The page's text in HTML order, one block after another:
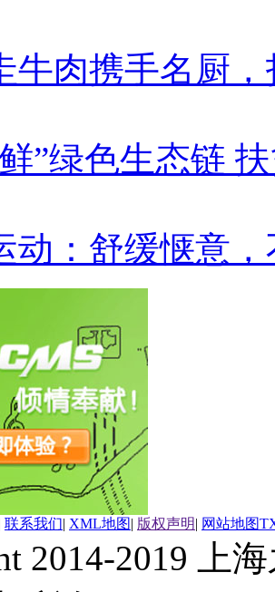
牛肉携手名厨
”绿色生态链
动：舒缓惬意
联系我们| XML地图| 版权声明| 网站地图
2014-2019 上